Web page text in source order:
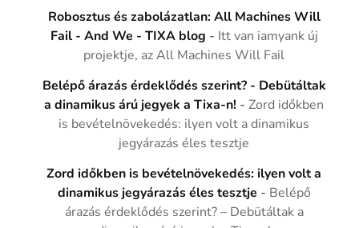
Robosztus és zabolázatlan: All Machines Will
Fail - And We - TIXA blog - Itt van iamyank új
projektje, az All Machines Will Fail
Belépő árazás érdeklődés szerint? - Debütáltak
a dinamikus árú jegyek a Tixa-n! -Zord időkben
is bevételnövekedés: ilyen volt a dinamikus
jegyárazás éles tesztje
Zord időkben is bevételnövekedés: ilyen volt a
dinamikus jegyárazás éles tesztje - Belépő
árazás érdeklődés szerint? – Debütáltak a